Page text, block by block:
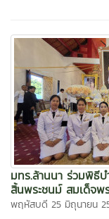
มทร.ล้านนา ร่วมพิธี
สิ้นพระชนม์ สมเด็จพ
พฤหัสบดี 25 มิถุนายน